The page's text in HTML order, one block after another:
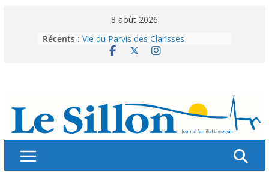
8 août 2026
Récents : Vie du Parvis des Clarisses
La brochure « Des vacances
Splendeurs murales de nos églises
Abonnez-vous ! Réabonnez-vous !